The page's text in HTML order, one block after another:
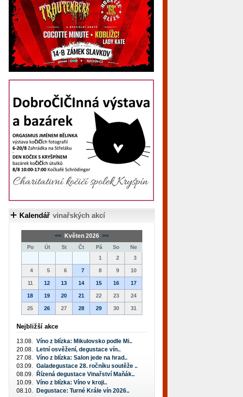
Kalendář vinařských akcí
<< Květen 2026 >>
Po Út St Čt Pá So
Ne
1
2 3
4 5 6 7 8 9 10
11 12 13 14 15 16 17
18 19 20 21 22 23 24
25 26 27 28 29 30 31
Nejbližší akce
13.08. Víno z blízka: Mikulovsko podle Mi..
20.08.
Letní osvěžení, degustace vín..
27.08. Víno z blízka: Salon jede na hrad..
03.09. Galadegustace 28. ročníku soutěže ..
08.09.
Řízená degustace Vinařství Maňák..
10.09. Víno z blízka: Víno v kroji..
08.10.
Degustace: Turné Krále vín 2026..